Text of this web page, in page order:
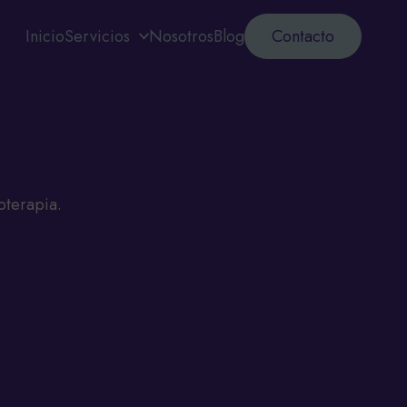
InicioServicios NosotrosBlog Contacto